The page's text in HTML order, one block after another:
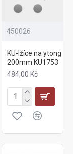
450026
KU-lžíce na ytong
200mm KU1753
484,00 Kč